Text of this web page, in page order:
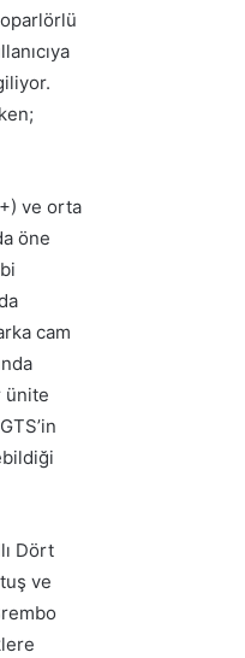
ve orta
öne
cam
ünite
Dört
ve